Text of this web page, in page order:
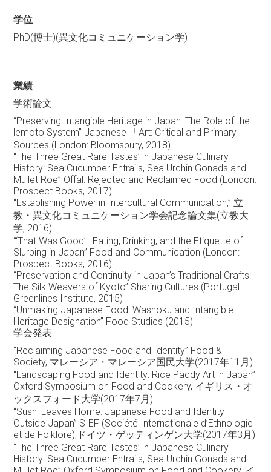
学位
PhD(博士)(異文化コミュニケーション学)
業績
学術論文
“Preserving Intangible Heritage in Japan: The Role of the
lemoto System” Japanese 「Art: Critical and Primary
Sources (London: Bloomsbury, 2018)
“The Three Great Rare Tastes’ in Japanese Culinary
History: Sea Cucumber Entrails, Sea Urchin Gonads and
Mullet Roe” Offal: Rejected and Reclaimed Food (London:
Prospect Books, 2017)
“Establishing Power in Intercultural Communication,” 立
教・異文化コミュニケーション学会記念論文集(立教大
学, 2016)
“‘That Was Good’ : Eating, Drinking, and the Etiquette of
Slurping in Japan” Food and Communication (London:
Prospect Books, 2016)
“Preservation and Continuity in Japan’s Traditional Crafts:
The Silk Weavers of Kyoto” Sharing Cultures (Portugal:
Greenlines Institute, 2015)
“Unmaking Japanese Food: Washoku and Intangible
Heritage Designation” Food Studies (2015)
学会発表
“Reclaiming Japanese Food and Identity” Food &
Society, マレーシア・マレーシア国民大学(2017年11月)
“Landscaping Food and Identity: Rice Paddy Art in Japan”
Oxford Symposium on Food and Cookery, イギリス・オ
ックスフォード大学(2017年7月)
“Sushi Leaves Home: Japanese Food and Identity
Outside Japan” SIEF (Société Internationale d’Ethnologie
et de Folklore),ドイツ・ゲッティンゲン大学(2017年3月)
“The Three Great Rare Tastes’ in Japanese Culinary
History: Sea Cucumber Entrails, Sea Urchin Gonads and